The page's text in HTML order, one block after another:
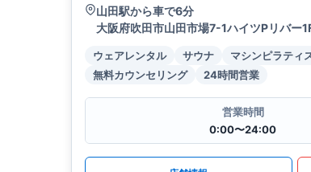
山田駅から車で6分
大阪府吹田市山田市場7-1ハイツPリバー
ウェアレンタル サウナ マシンピラティ
無料カウンセリング
24時間営業
営業時間
0:00〜24:00